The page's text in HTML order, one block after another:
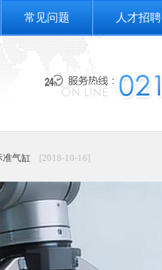
常见问题 人才招聘
准气缸
[2018-10-16]
[2018-10-16]
将形成完善的机器人产业体…
性能
[2018-10-16]